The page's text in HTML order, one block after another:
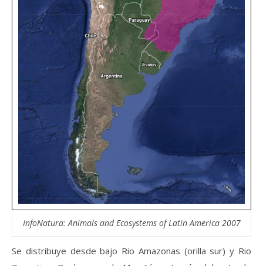
InfoNatura: Animals and Ecosystems of Latin America 2007
Se distribuye desde bajo Rio Amazonas (orilla sur) y Rio